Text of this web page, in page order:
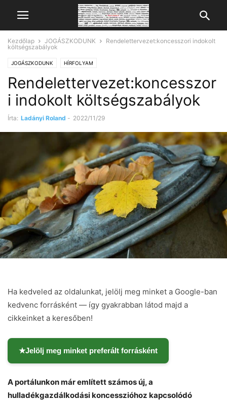
Kezdőlap JOGÁSZKODUNK
Rendelettervezet:koncesszori indokolt
költségszabályok
JOGÁSZKODUNK HÍRFOLYAM
Rendelettervezet:koncesszor
i indokolt költségszabályok
Írta: Ladányi Roland - 2022/11/29
Ha kedveled az oldalunkat, jelölj meg minket a Google-ban
kedvenc forrásként — így gyakrabban látod majd a
cikkeinket a keresőben!
★Jelölj meg minket preferált forrásként
A portálunkon már említett számos új, a
hulladékgazdálkodási koncesszióhoz kapcsolódó